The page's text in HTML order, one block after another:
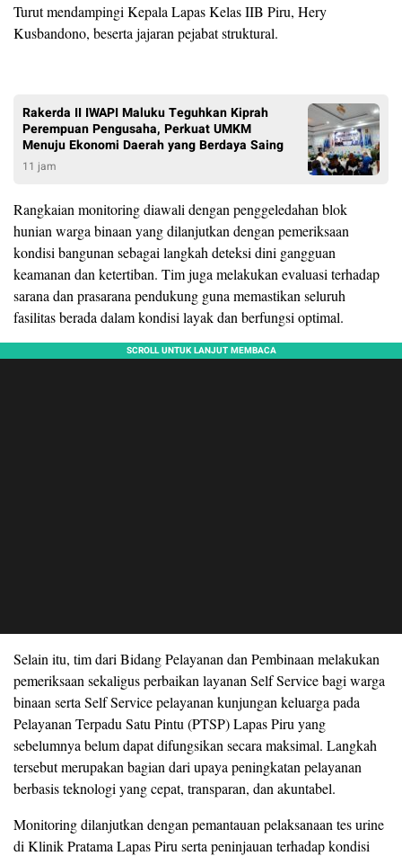
Turut mendampingi Kepala Lapas Kelas IIB Piru, Hery
Kusbandono, beserta jajaran pejabat struktural.
Rakerda II IWAPI Maluku Teguhkan Kiprah
Perempuan Pengusaha, Perkuat UMKM
Menuju Ekonomi Daerah yang Berdaya Saing
11 jam
Rangkaian monitoring diawali dengan penggeledahan blok
hunian warga binaan yang dilanjutkan dengan pemeriksaan
kondisi bangunan sebagai langkah deteksi dini gangguan
keamanan dan ketertiban. Tim juga melakukan evaluasi terhadap
sarana dan prasarana pendukung guna memastikan seluruh
fasilitas berada dalam kondisi layak dan berfungsi optimal.
Selain itu, tim dari Bidang Pelayanan dan Pembinaan melakukan
pemeriksaan sekaligus perbaikan layanan Self Service bagi warga
binaan serta Self Service pelayanan kunjungan keluarga pada
Pelayanan Terpadu Satu Pintu (PTSP) Lapas Piru yang
sebelumnya belum dapat difungsikan secara maksimal. Langkah
tersebut merupakan bagian dari upaya peningkatan pelayanan
berbasis teknologi yang cepat, transparan, dan akuntabel.
Monitoring dilanjutkan dengan pemantauan pelaksanaan tes urine
di Klinik Pratama Lapas Piru serta peninjauan terhadap kondisi